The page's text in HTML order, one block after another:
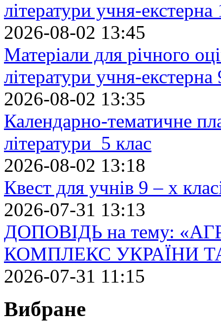
літератури учня-екстерна
2026-08-02 13:45
Матеріали для річного
літератури учня-екстерна
2026-08-02 13:35
Календарно-тематичне
літератури 5 клас
2026-08-02 13:18
Квест для учнів 9 – х
2026-07-31 13:13
ДОПОВІДЬ на тему:
КОМПЛЕКС УКРАЇНИ
2026-07-31 11:15
Вибране